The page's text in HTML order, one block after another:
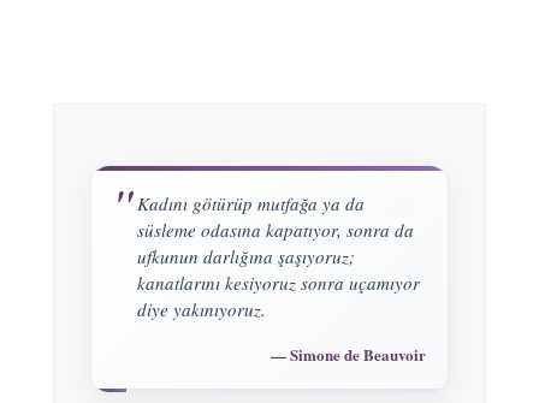
Kadını götürüp mutfağa ya da
süsleme odasına kapatıyor, sonra da
ufkunun darlığına şaşıyoruz;
kanatlarını kesiyoruz sonra uçamıyor
diye yakınıyoruz.
Simone de Beauvoir